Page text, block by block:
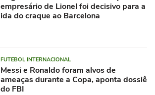
empresário de Lionel foi decisivo para a
ida do craque ao Barcelona
FUTEBOL INTERNACIONAL
Messi e Ronaldo foram alvos de
ameaças durante a Copa, aponta dossiê
do FBI